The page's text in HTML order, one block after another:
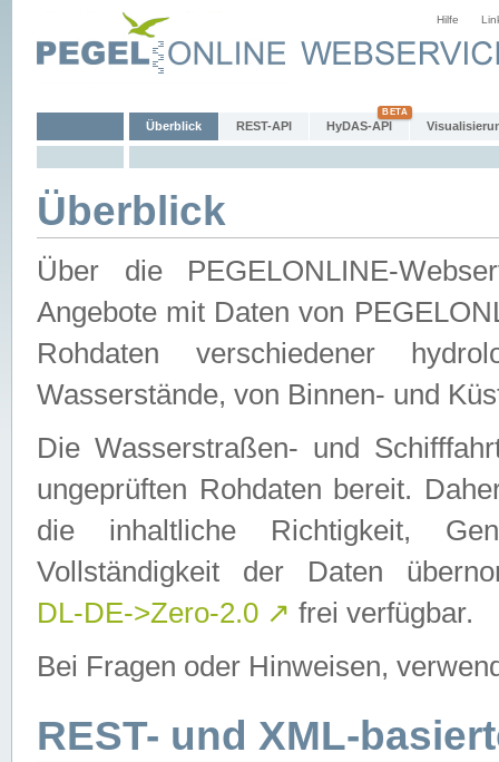
Hilfe
Überblick REST-API HyDAS-API
Überblick
Über die PEGELONLINE-
Angebote mit Daten von
Rohdaten verschiedener
Wasserstände, von Binnen- und
Die Wasserstraßen- und
ungeprüften Rohdaten bereit.
die inhaltliche Richtigkeit,
Vollständigkeit der Daten
DL-DE->Zero-2.0 ↗ frei verfügbar.
Bei Fragen oder Hinweisen,
REST- und XML-